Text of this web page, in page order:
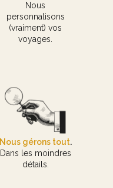
Nous
personnalisons
(vraiment) vos
voyages.
Nous gérons tout.
Dans les moindres
détails.